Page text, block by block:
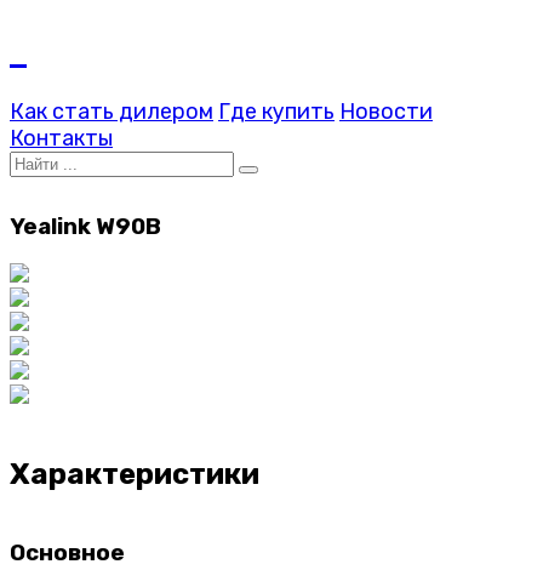
Как стать дилером Где купить Новости
Контакты
Yealink W90B
Характеристики
Основное